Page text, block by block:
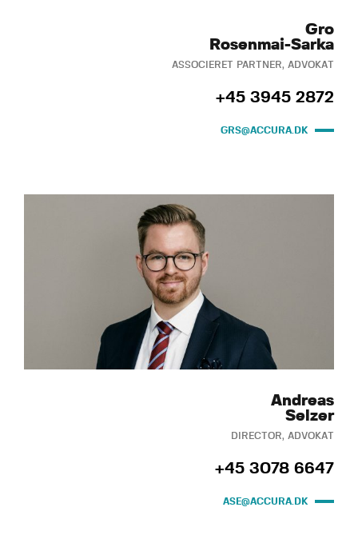
Gro
Rosenmai-Sarka
ASSOCIERET PARTNER, ADVOKAT
+45 3945 2872
GRS@ACCURA.DK
Andreas
Selzer
DIRECTOR, ADVOKAT
+45 3078 6647
ASE@ACCURA.DK